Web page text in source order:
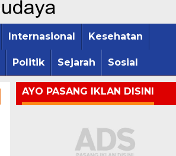
Internasional Kesehatan
Politik Sejarah Sosial
AYO PASANG IKLAN DISINI